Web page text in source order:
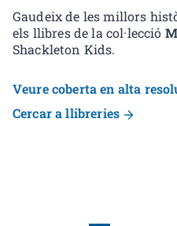
Gaudeix de les millors
els llibres de la col·lecció
Shackleton Kids.
Veure coberta en alta
Cercar a llibreries